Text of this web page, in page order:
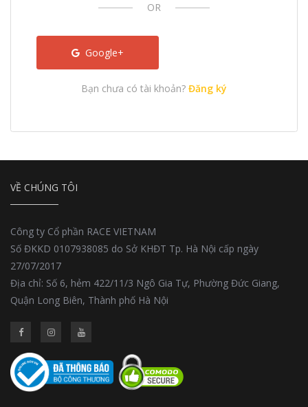
OR
Google+
Bạn chưa có tài khoản? Đăng ký
VỀ CHÚNG TÔI
Công ty Cổ phần RACE VIETNAM
Số ĐKKD 0107938085 do Sở KHĐT Tp. Hà Nội cấp ngày
27/07/2017
Địa chỉ: Số 6, hẻm 422/11/3 Ngô Gia Tự, Phường Đức Giang,
Quận Long Biên, Thành phố Hà Nội